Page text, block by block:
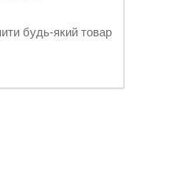
будь-який товар